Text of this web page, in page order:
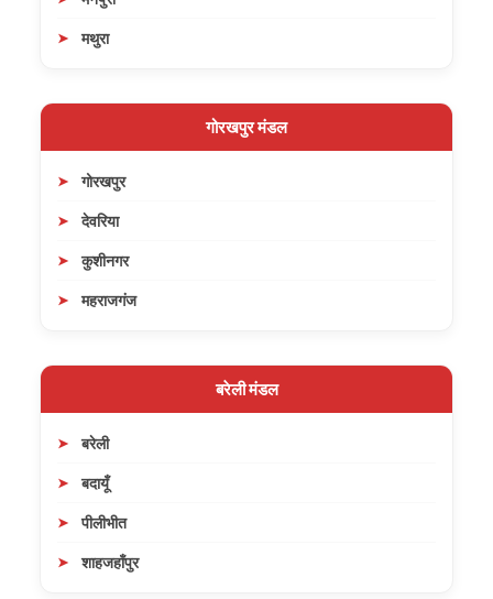
मथुरा
गोरखपुर मंडल
गोरखपुर
देवरिया
कुशीनगर
महराजगंज
बरेली मंडल
बरेली
बदायूँ
पीलीभीत
शाहजहाँपुर